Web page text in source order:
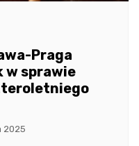
Praga
w sprawie
2025